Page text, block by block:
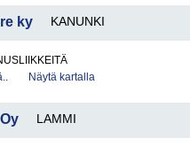
ky KANUNKI
Näytä kartalla
LAMMI